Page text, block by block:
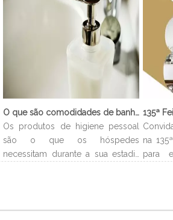
O que são comodidades de banheiro?
Os produtos de higiene pessoal
são o que os hóspedes
necessitam durante a sua estadia
Dependendo do tipo de quarto,
na
para